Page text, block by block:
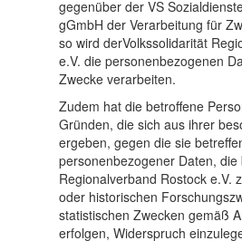
gegenüber der VS
gGmbH der Verarbeitung für
so wird derVolkssolidarität
e.V. die personenbezogenen
Zwecke verarbeiten.
Zudem hat die betroffene
Gründen, die sich aus ihrer
ergeben, gegen die sie
personenbezogener Daten,
Regionalverband Rostock e.V.
oder historischen
statistischen Zwecken gemäß
erfolgen, Widerspruch